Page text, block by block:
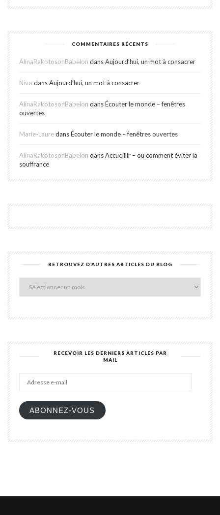
COMMENTAIRES RÉCENTS
AlinaRakotosonBabelon dansAujourd’hui, un mot à consacrer
Nivo dansAujourd’hui, un mot à consacrer
AlinaRakotosonBabelon dansÉcouter le monde – fenêtres
ouvertes
Marie-LauredansÉcouter le monde – fenêtres ouvertes
AlinaRakotosonBabelon dansAccueillir – ou comment éviter la
souffrance
RETROUVEZ D’AUTRES ARTICLES DU BLOG
blog
RECEVOIR LES DERNIERS ARTICLES PAR
MAIL
mail
ABONNEZ-VOUS